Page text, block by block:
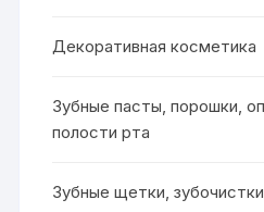
Декоративная косметика
Зубные пасты, порошки,
полости рта
Зубные щетки,